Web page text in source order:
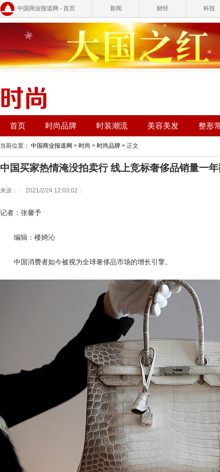
中国商业报道网 - 首页 新闻 财经 科技
首页 时尚品牌 时装潮流 美容美发 整形
当前位置： 中国商业报道网 > 时尚 > 时尚品牌 > 正文
中国买家热情淹没拍卖行 线上竞标奢侈品销量一
来源： 2021/2/24 12:03:02
记者：张馨予
编辑：楼婍沁
中国消费者如今被视为全球奢侈品市场的增长引擎。